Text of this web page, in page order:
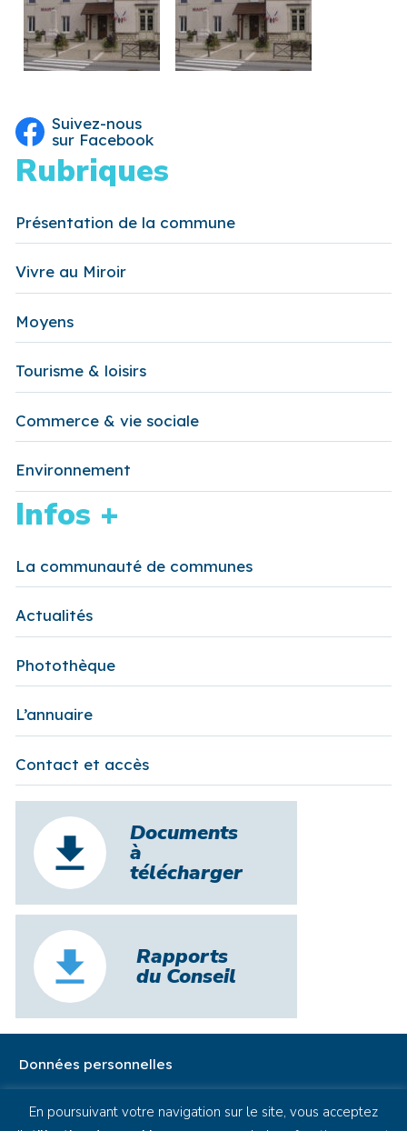
Suivez-nous
sur Facebook
Rubriques
Présentation de la commune
Vivre au Miroir
Moyens
Tourisme & loisirs
Commerce & vie sociale
Environnement
Infos +
La communauté de communes
Actualités
Photothèque
L’annuaire
Contact et accès
Documents
à
télécharger
Rapports
du Conseil
Données personnelles
Cookies
Mentions légales
En poursuivant votre navigation sur le site, vous acceptez